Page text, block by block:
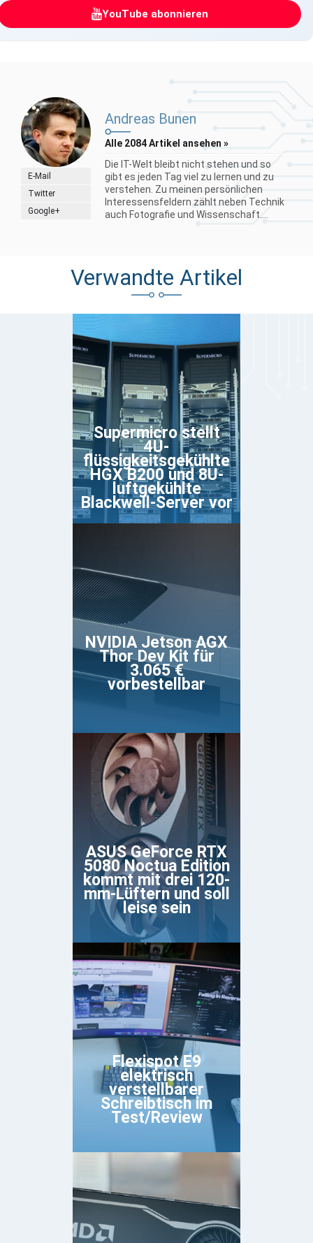
YouTube abonnieren
E-Mail
Twitter
Google+
Andreas Bunen
Alle 2084 Artikel ansehen »
Die IT-Welt bleibt nicht stehen und so
gibt es jeden Tag viel zu lernen und zu
verstehen. Zu meinen persönlichen
Interessensfeldern zählt neben Technik
auch Fotografie und Wissenschaft....
Verwandte Artikel
Supermicro stellt
4U-
flüssigkeitsgekühlte
HGX B200 und 8U-
luftgekühlte
Blackwell-Server vor
NVIDIA Jetson AGX
Thor Dev Kit für
3.065 €
vorbestellbar
ASUS GeForce RTX
5080 Noctua Edition
kommt mit drei 120-
mm-Lüftern und soll
leise sein
Flexispot E9
elektrisch
verstellbarer
Schreibtisch im
Test/Review